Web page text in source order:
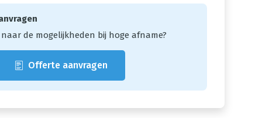
de mogelijkheden bij hoge afname?
Offerte aanvragen